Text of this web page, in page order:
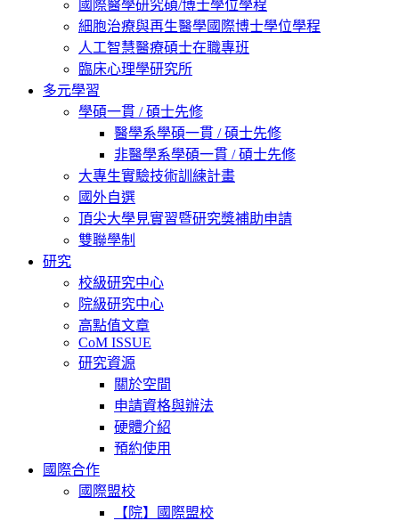
國際醫學研究碩/博士學位學程
細胞治療與再生醫學國際博士學位學程
人工智慧醫療碩士在職專班
臨床心理學研究所
多元學習
學碩一貫 / 碩士先修
醫學系學碩一貫 / 碩士先修
非醫學系學碩一貫 / 碩士先修
大專生實驗技術訓練計畫
國外自選
頂尖大學見實習暨研究獎補助申請
雙聯學制
研究
校級研究中心
院級研究中心
高點值文章
CoM ISSUE
研究資源
關於空間
申請資格與辦法
硬體介紹
預約使用
國際合作
國際盟校
【院】國際盟校